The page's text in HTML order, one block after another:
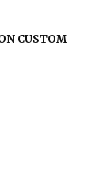
CUSTOM